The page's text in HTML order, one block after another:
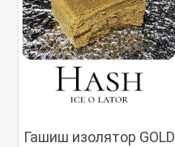
Гашиш изолятор GOLD